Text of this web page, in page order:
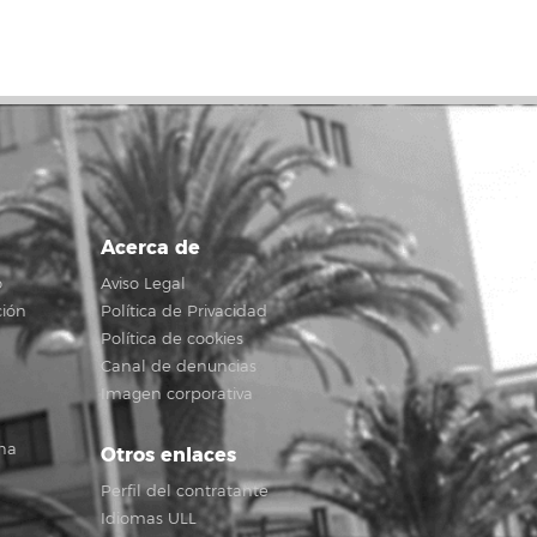
Acerca de
Aviso Legal
Política de Privacidad
Política de cookies
Canal de denuncias
Imagen corporativa
Otros enlaces
Perfil del contratante
Idiomas ULL